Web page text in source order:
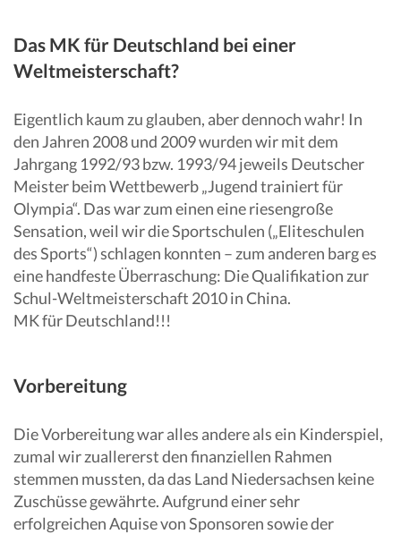
Das MK für Deutschland bei einer
Weltmeisterschaft?
Eigentlich kaum zu glauben, aber dennoch wahr! In
den Jahren 2008 und 2009 wurden wir mit dem
Jahrgang 1992/93 bzw. 1993/94 jeweils Deutscher
Meister beim Wettbewerb „Jugend trainiert für
Olympia“. Das war zum einen eine riesengroße
Sensation, weil wir die Sportschulen („Eliteschulen
des Sports“) schlagen konnten – zum anderen barg es
eine handfeste Überraschung: Die Qualifikation zur
Schul-Weltmeisterschaft 2010 in China.
MK für Deutschland!!!
Vorbereitung
Die Vorbereitung war alles andere als ein Kinderspiel,
zumal wir zuallererst den finanziellen Rahmen
stemmen mussten, da das Land Niedersachsen keine
Zuschüsse gewährte. Aufgrund einer sehr
erfolgreichen Aquise von Sponsoren sowie der